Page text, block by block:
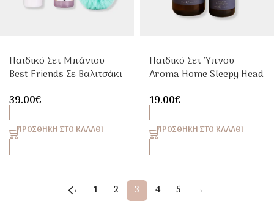
Παιδικό Σετ Μπάνιου
Best Friends Σε Βαλιτσάκι
Shower Gel
39.00€
ΠΡΟΣΘΉΚΗ ΣΤΟ ΚΑΛΆΘΙ
Παιδικό Σετ Ύπνου
Aroma Home Sleepy Head
Mist
19.00€
ΠΡΟΣΘΉΚΗ ΣΤΟ ΚΑΛΆΘΙ
← 1 2 3 4 5 →